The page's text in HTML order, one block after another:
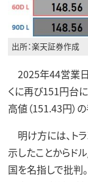
出所：楽天証券作成
2025年44営業
くに再び151円台
高値（151.43円）
明け方には、ト
示したことからド
国を名指しで批判